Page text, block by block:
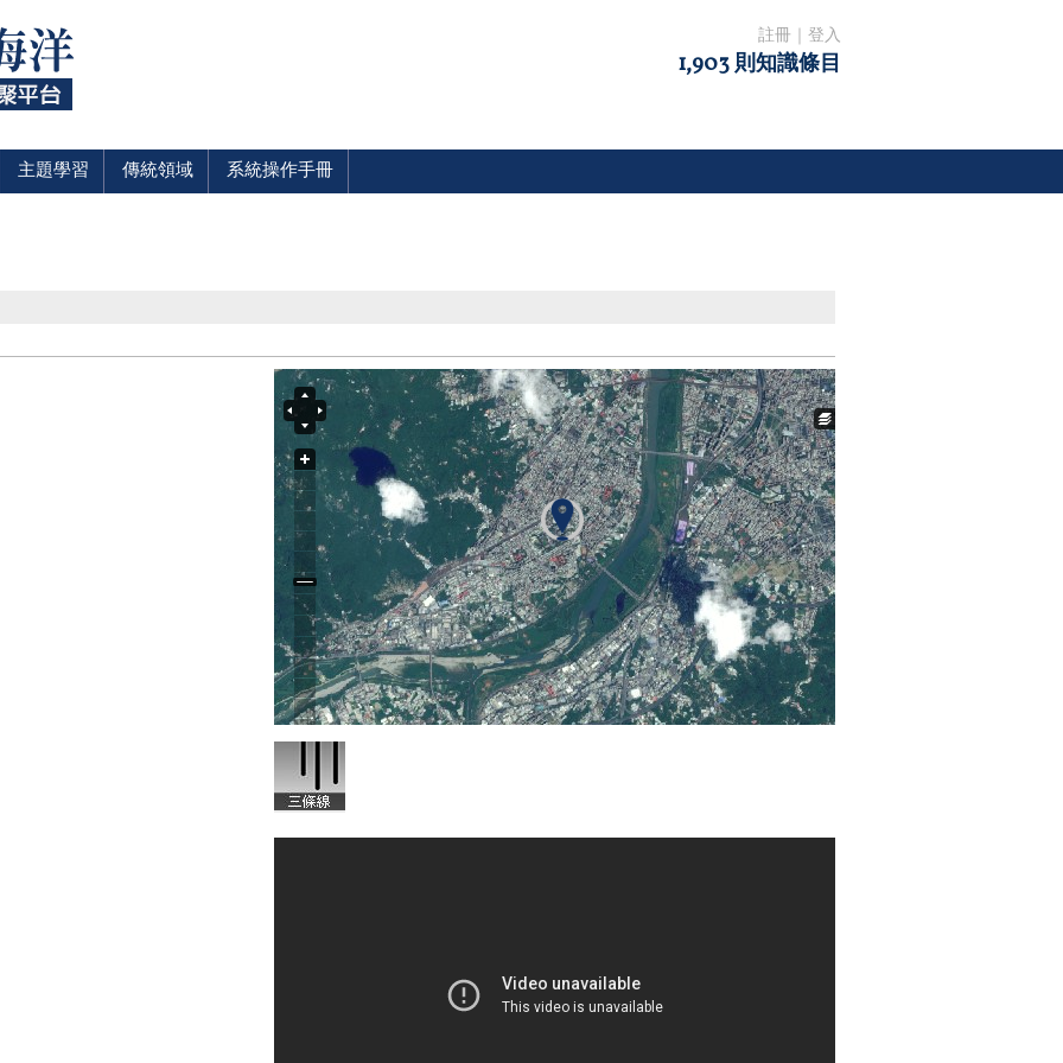
註冊 登入
1,903 則知識條目
主題學習 傳統領域 系統操作手冊